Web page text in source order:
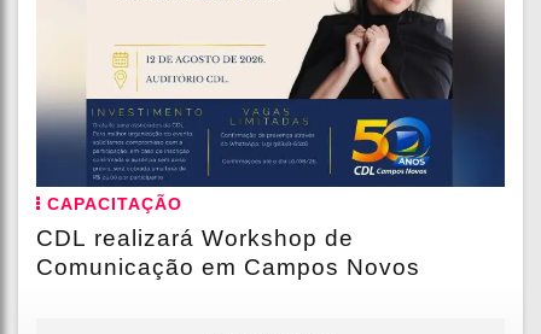
CAPACITAÇÃO
CDL realizará Workshop de
Comunicação em Campos Novos